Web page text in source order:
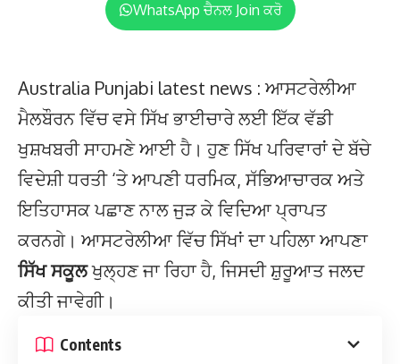
WhatsApp ਚੈਨਲ Join ਕਰੋ
Australia Punjabi latest news : ਆਸਟਰੇਲੀਆ
ਮੈਲਬੌਰਨ ਵਿੱਚ ਵਸੇ ਸਿੱਖ ਭਾਈਚਾਰੇ ਲਈ ਇੱਕ ਵੱਡੀ
ਖੁਸ਼ਖਬਰੀ ਸਾਹਮਣੇ ਆਈ ਹੈ। ਹੁਣ ਸਿੱਖ ਪਰਿਵਾਰਾਂ ਦੇ ਬੱਚੇ
ਵਿਦੇਸ਼ੀ ਧਰਤੀ ‘ਤੇ ਆਪਣੀ ਧਰਮਿਕ, ਸੱਭਿਆਚਾਰਕ ਅਤੇ
ਇਤਿਹਾਸਕ ਪਛਾਣ ਨਾਲ ਜੁੜ ਕੇ ਵਿਦਿਆ ਪ੍ਰਾਪਤ
ਕਰਨਗੇ। ਆਸਟਰੇਲੀਆ ਵਿੱਚ ਸਿੱਖਾਂ ਦਾ ਪਹਿਲਾ ਆਪਣਾ
ਸਿੱਖ ਸਕੂਲਖੁਲ੍ਹਣ ਜਾ ਰਿਹਾ ਹੈ, ਜਿਸਦੀ ਸ਼ੁਰੂਆਤ ਜਲਦ
ਕੀਤੀ ਜਾਵੇਗੀ।
Contents